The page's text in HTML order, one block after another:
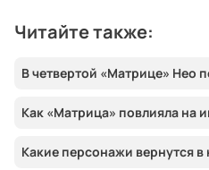
Читайте также:
В четвертой «Матрице» Нео
Как «Матрица» повлияла на
Какие персонажи вернутся